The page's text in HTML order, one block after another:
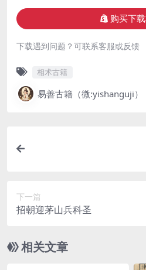
购买下
下载遇到问题？可联系客服或反馈
相术古籍
易善古籍（微:yishanguji）
下一篇
招朝迎茅山兵科圣
相关文章